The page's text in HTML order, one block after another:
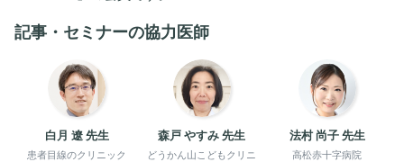
記事・セミナーの協力医師
白月 遼 先生
患者目線のクリニック
森戸 やすみ 先生
どうかん山こどもクリニ
法村 尚子 先生
高松赤十字病院